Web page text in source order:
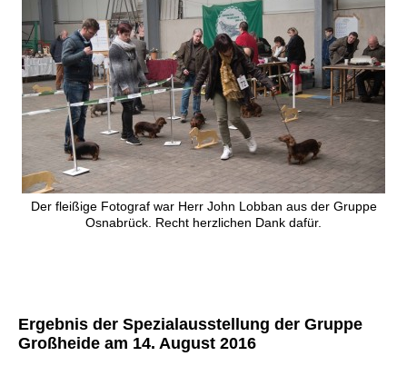
Der fleißige Fotograf war Herr John Lobban aus der Gruppe
Osnabrück. Recht herzlichen Dank dafür.
Ergebnis der Spezialausstellung der Gruppe
Großheide am 14. August 2016